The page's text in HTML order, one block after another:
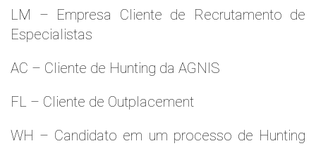
LM – Empresa Cliente de Recrutamento de
Especialistas
AC – Cliente de Hunting da AGNIS
FL – Cliente de Outplacement
WH – Candidato em um processo de Hunting